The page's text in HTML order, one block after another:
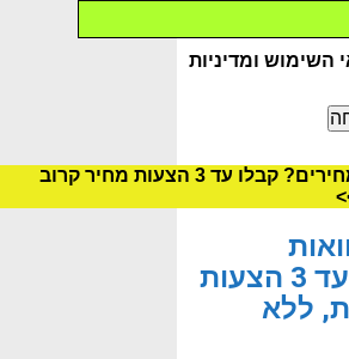
ומדיניות
מעוניינים בהשוואות מחירים? קבלו עד 3 הצעות מחיר קרוב
מחירים? קבלו עד 3 הצעות
ללא